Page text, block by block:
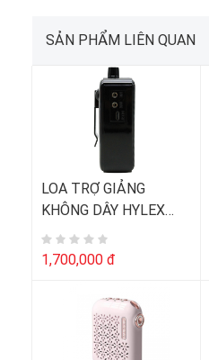
SẢN PHẨM LIÊN QUAN
LOA TRỢ GIẢNG
KHÔNG DÂY HYLEX
AS35
1,700,000 đ